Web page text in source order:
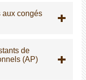
aux congés
de
(AP)